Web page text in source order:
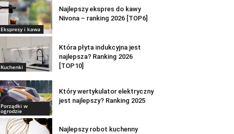
Ekspresy i kawa
Najlepszy ekspres do kawy
Nivona – ranking 2026 [TOP6]
Kuchenki
Która płyta indukcyjna jest
najlepsza? Ranking 2026
[TOP10]
Porządki w
ogrodzie
Który wertykulator elektryczny
jest najlepszy? Ranking 2025
Najlepszy robot kuchenny